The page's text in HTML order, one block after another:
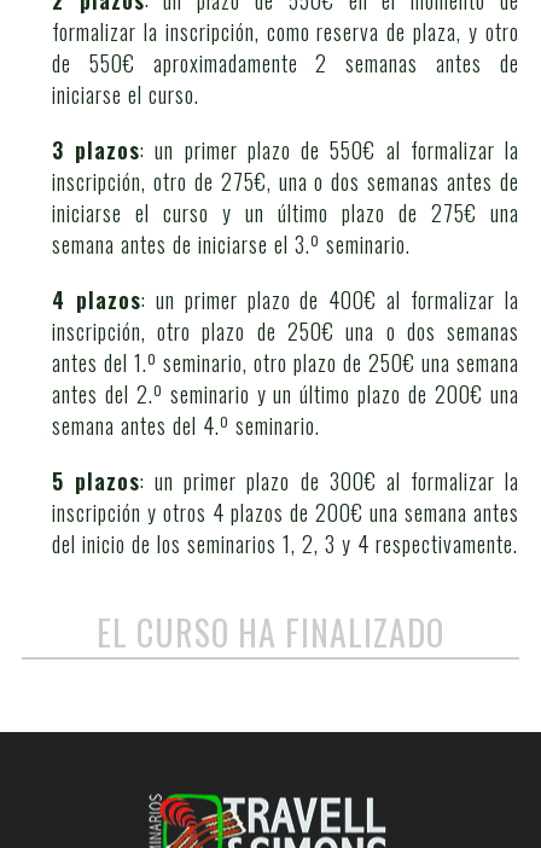
formalizar la inscripción, como reserva de plaza, y otro
de 550€ aproximadamente 2 semanas antes de
iniciarse el curso.
3 plazos: un primer plazo de 550€ al formalizar la
inscripción, otro de 275€, una o dos semanas antes de
iniciarse el curso y un último plazo de 275€ una
semana antes de iniciarse el 3.º seminario.
4 plazos: un primer plazo de 400€ al formalizar la
inscripción, otro plazo de 250€ una o dos semanas
antes del 1.º seminario, otro plazo de 250€ una semana
antes del 2.º seminario y un último plazo de 200€ una
semana antes del 4.º seminario.
5 plazos: un primer plazo de 300€ al formalizar la
inscripción y otros 4 plazos de 200€ una semana antes
del inicio de los seminarios 1, 2, 3 y 4 respectivamente.
EL CURSO HA FINALIZADO